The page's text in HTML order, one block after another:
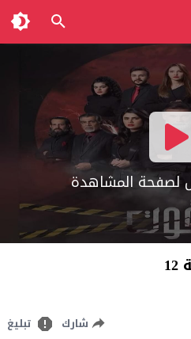
لصفحة المشاهدة
شارك تبليغ